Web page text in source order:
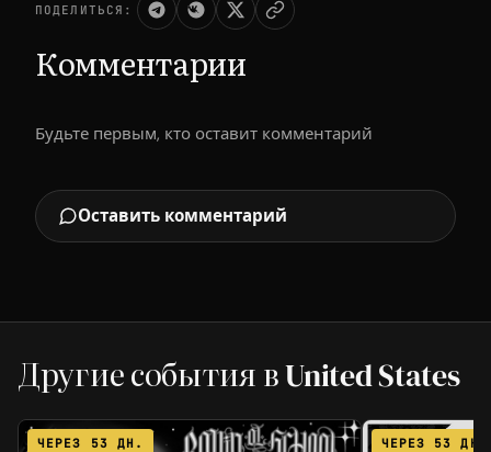
ПОДЕЛИТЬСЯ:
Комментарии
Будьте первым, кто оставит комментарий
Оставить комментарий
Другие события в United States
ЧЕРЕЗ 53 ДН. ЧЕРЕЗ 53 ДН.